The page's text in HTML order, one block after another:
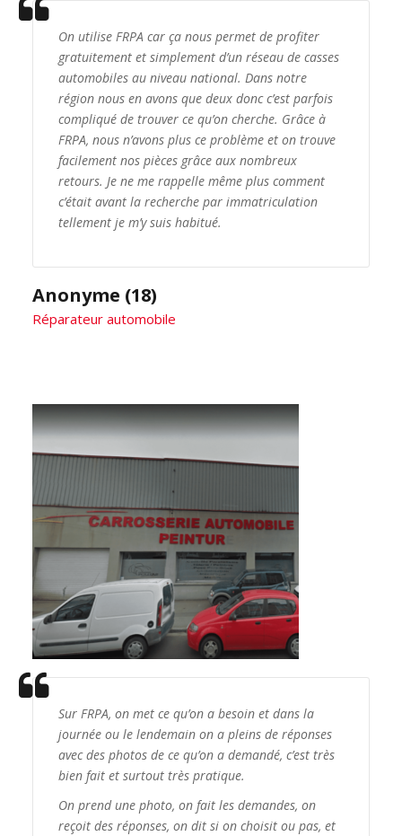
On utilise FRPA car ça nous permet de profiter
gratuitement et simplement d’un réseau de casses
automobiles au niveau national. Dans notre
région nous en avons que deux donc c’est parfois
compliqué de trouver ce qu’on cherche. Grâce à
FRPA, nous n’avons plus ce problème et on trouve
facilement nos pièces grâce aux nombreux
retours. Je ne me rappelle même plus comment
c’était avant la recherche par immatriculation
tellement je m’y suis habitué.
Anonyme (18)
Réparateur automobile
Sur FRPA, on met ce qu’on a besoin et dans la
journée ou le lendemain on a pleins de réponses
avec des photos de ce qu’on a demandé, c’est très
bien fait et surtout très pratique.
On prend une photo, on fait les demandes, on
reçoit des réponses, on dit si on choisit ou pas, et